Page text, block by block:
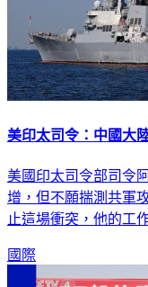
美印太司令：中國大
美國印太司令部司令
增，但不願揣測共軍
止這場衝突，他的工
國際